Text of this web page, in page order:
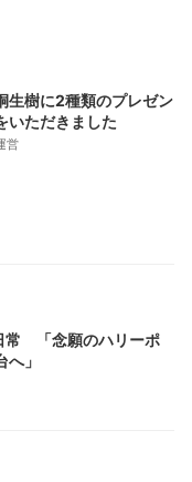
生樹に2種類のプレゼン
いただきました
営
常 「念願のハリーポ
へ」